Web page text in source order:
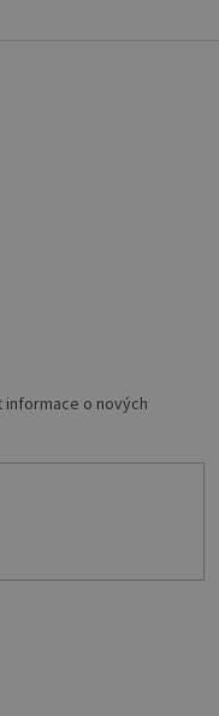
informace o nových